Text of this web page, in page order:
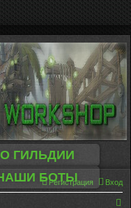
О ГИЛЬДИИ
БОТЫ
Вход
Регистрация